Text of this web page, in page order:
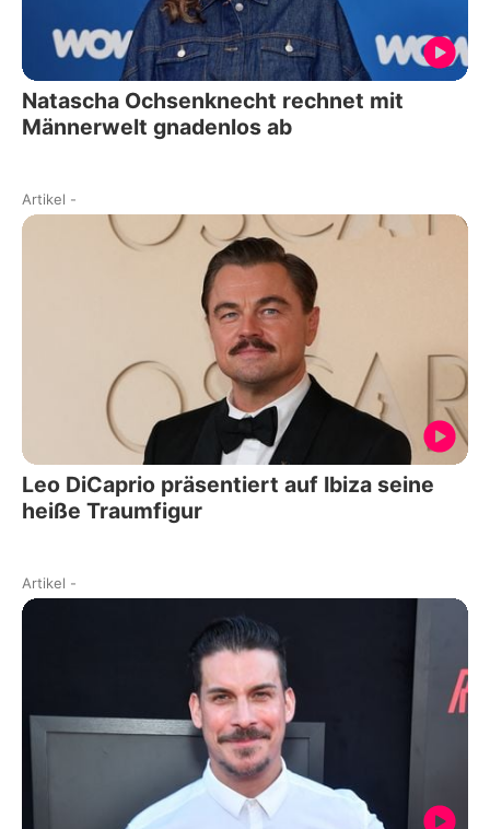
Natascha Ochsenknecht rechnet mit
Männerwelt gnadenlos ab
Artikel -
Leo DiCaprio präsentiert auf Ibiza seine
heiße Traumfigur
Artikel -